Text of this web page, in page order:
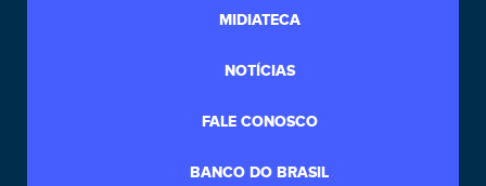
MIDIATECA
NOTÍCIAS
FALE CONOSCO
BANCO DO BRASIL